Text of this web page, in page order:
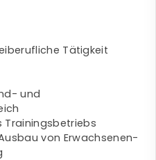
Tätigkeit
und
Trainingsbetriebs
von Erwachsenen-